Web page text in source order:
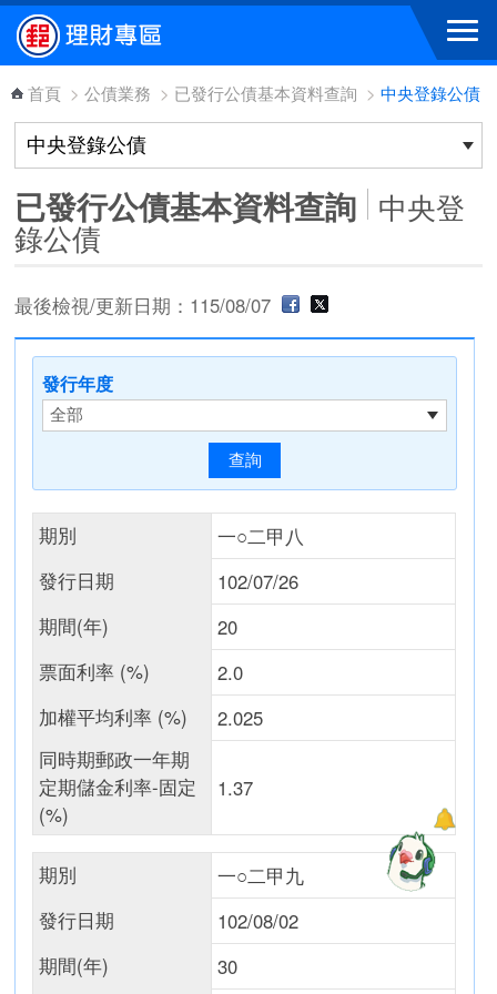
跳到主要內容區塊
首頁 > 公債業務 > 已發行公債基本資料查詢 > 中央登錄公債
已發行公債基本資料查詢 中央登
錄公債
最後檢視/更新日期：115/08/07
發行年度
期別
一○二甲八
發行日期
102/07/26
期間(年)
20
票面利率 (%)
2.0
加權平均利率 (%)
2.025
同時期郵政一年期
定期儲金利率-固定
(%)
1.37
期別
一○二甲九
發行日期
102/08/02
期間(年)
30